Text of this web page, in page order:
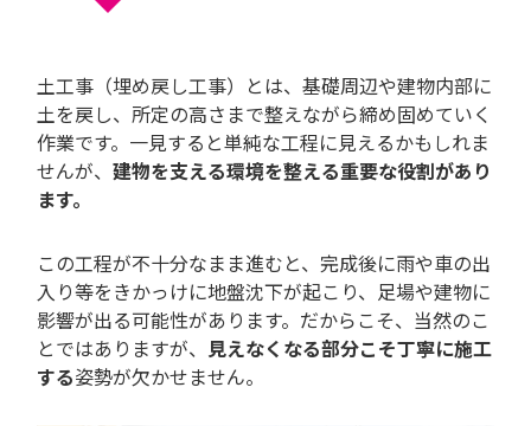
土工事（埋め戻し工事）とは、基礎周辺や建物内部に
土を戻し、所定の高さまで整えながら締め固めていく
作業です。一見すると単純な工程に見えるかもしれま
せんが、 建物を支える環境を整える重要な役割があり
ます。
この工程が不十分なまま進むと、完成後に雨や車の出
入り等をきかっけに地盤沈下が起こり、足場や建物に
影響が出る可能性があります。だからこそ、当然のこ
とではありますが、 見えなくなる部分こそ丁寧に施工
する姿勢が欠かせません。